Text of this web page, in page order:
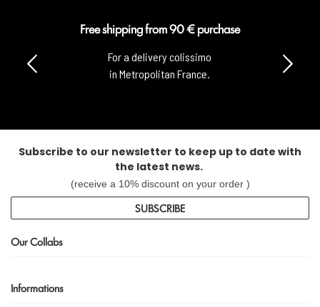
Free shipping from 90 € purchase
For a delivery colissimo
in Metropolitan France.
Subscribe to our newsletter to keep up to date with
the latest news.
(receive a 10% discount on your order )
SUBSCRIBE
Our Collabs
Informations